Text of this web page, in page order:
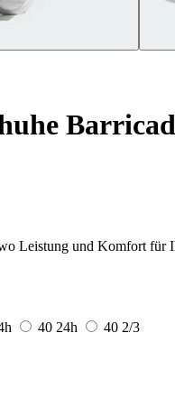
Leistung und Komfort für
40 24h
40 2/3